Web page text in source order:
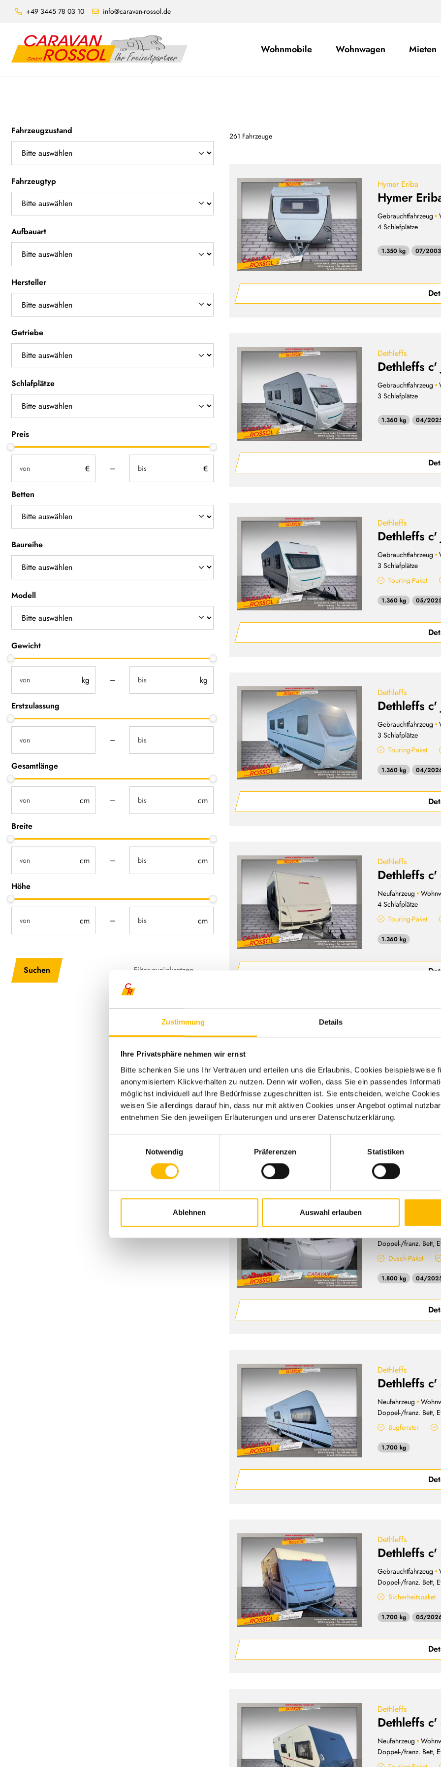
Zustimmung Details
Ihre Privatsphäre nehmen wir ernst
Bitte schenken Sie uns Ihr Vertrauen und erteilen uns die Erlaubnis, Cookies beispielsweise
anonymisiertem Klickverhalten zu nutzen. Denn wir wollen, dass Sie ein passendes
möglichst individuell auf Ihre Bedürfnisse zugeschnitten ist. Sie entscheiden, welche
weisen Sie allerdings darauf hin, dass nur mit aktiven Cookies unser Angebot optimal
entnehmen Sie den jeweiligen Erläuterungen und unserer Datenschutzerklärung.
Notwendig
Präferenzen Statistiken
Ablehnen Auswahl erlauben
+49 3445 78 03 10 info@caravan-rossol.de
Wohnmobile Wohnwagen Mieten
Fahrzeugzustand
Fahrzeugtyp
Aufbauart
Hersteller
Getriebe
Schlafplätze
Preis
–
Betten
Baureihe
Modell
Gewicht
–
Erstzulassung
–
Gesamtlänge
–
Breite
–
Höhe
–
Filter zurücksetzen
261 Fahrzeuge
Hymer Eriba
Hymer
Gebrauchtfahrzeug
4 Schlafplätze
1.350 kg 07/2003
Dethleffs
Dethleffs
Gebrauchtfahrzeug
3 Schlafplätze
1.360 kg 04/
Dethleffs
Dethleffs
Gebrauchtfahrzeug
3 Schlafplätze
Touring-Paket
1.360 kg 05/
Dethleffs
Dethleffs
Gebrauchtfahrzeug
3 Schlafplätze
Touring-Paket
1.360 kg 04/
Dethleffs
Dethleffs
Neufahrzeug
4 Schlafplätze
Touring-Paket
1.360 kg
4 Schlafplätze
Sicherheitspaket
1.360 kg
Dethleffs
Dethleffs
Doppel-/franz. Bett,
Dusch-Paket
1.800 kg 04/
Dethleffs
Dethleffs
Neufahrzeug
Doppel-/franz. Bett,
Bugfenster
1.700 kg
Dethleffs
Dethleffs
Gebrauchtfahrzeug
Doppel-/franz. Bett,
Sicherheitspaket
1.700 kg 05/
Dethleffs
Dethleffs
Neufahrzeug
Doppel-/franz. Bett,